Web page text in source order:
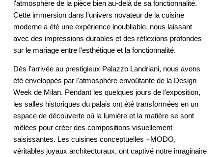
l'atmosphère de la pièce bien au-delà de sa fonctionnalité.
Cette immersion dans l'univers novateur de la cuisine
moderne a été une expérience inoubliable, nous laissant
avec des impressions durables et des réflexions profondes
sur le mariage entre l'esthétique et la fonctionnalité.
Dès l’arrivée au prestigieux Palazzo Landriani, nous avons
été enveloppés par l'atmosphère envoûtante de la Design
Week de Milan. Pendant les quelques jours de l’exposition,
les salles historiques du palais ont été transformées en un
espace de découverte où la lumière et la matière se sont
mêlées pour créer des compositions visuellement
saisissantes. Les cuisines conceptuelles +MODO,
véritables joyaux architecturaux, ont captivé notre imaginaire